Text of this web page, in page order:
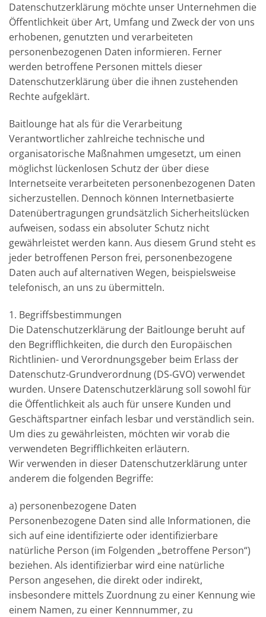
Datenschutzerklärung möchte unser Unternehmen die
Öffentlichkeit über Art, Umfang und Zweck der von uns
erhobenen, genutzten und verarbeiteten
personenbezogenen Daten informieren. Ferner
werden betroffene Personen mittels dieser
Datenschutzerklärung über die ihnen zustehenden
Rechte aufgeklärt.
Baitlounge hat als für die Verarbeitung
Verantwortlicher zahlreiche technische und
organisatorische Maßnahmen umgesetzt, um einen
möglichst lückenlosen Schutz der über diese
Internetseite verarbeiteten personenbezogenen Daten
sicherzustellen. Dennoch können Internetbasierte
Datenübertragungen grundsätzlich Sicherheitslücken
aufweisen, sodass ein absoluter Schutz nicht
gewährleistet werden kann. Aus diesem Grund steht es
jeder betroffenen Person frei, personenbezogene
Daten auch auf alternativen Wegen, beispielsweise
telefonisch, an uns zu übermitteln.
1. Begriffsbestimmungen
Die Datenschutzerklärung der Baitlounge beruht auf
den Begrifflichkeiten, die durch den Europäischen
Richtlinien- und Verordnungsgeber beim Erlass der
Datenschutz-Grundverordnung (DS-GVO) verwendet
wurden. Unsere Datenschutzerklärung soll sowohl für
die Öffentlichkeit als auch für unsere Kunden und
Geschäftspartner einfach lesbar und verständlich sein.
Um dies zu gewährleisten, möchten wir vorab die
verwendeten Begrifflichkeiten erläutern.
Wir verwenden in dieser Datenschutzerklärung unter
anderem die folgenden Begriffe:
a) personenbezogene Daten
Personenbezogene Daten sind alle Informationen, die
sich auf eine identifizierte oder identifizierbare
natürliche Person (im Folgenden „betroffene Person“)
beziehen. Als identifizierbar wird eine natürliche
Person angesehen, die direkt oder indirekt,
insbesondere mittels Zuordnung zu einer Kennung wie
einem Namen, zu einer Kennnummer, zu